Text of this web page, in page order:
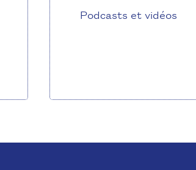
Podcasts et vidéos